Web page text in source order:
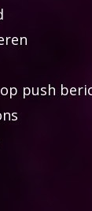
push